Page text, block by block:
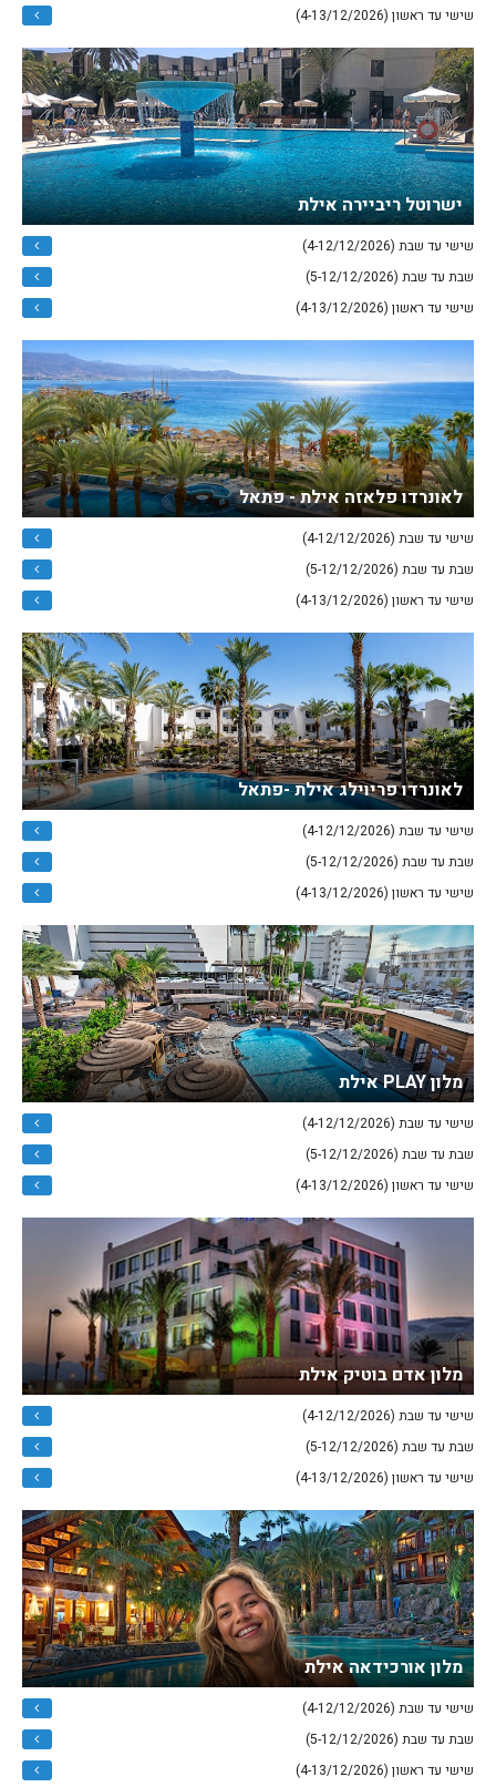
שישי עד ראשון (4-13/12/2026)
ישרוטל ריביירה אילת
שישי עד שבת (4-12/12/2026)
שבת עד שבת (5-12/12/2026)
שישי עד ראשון (4-13/12/2026)
לאונרדו פלאזה אילת - פתאל
שישי עד שבת (4-12/12/2026)
שבת עד שבת (5-12/12/2026)
שישי עד ראשון (4-13/12/2026)
לאונרדו פריוילג אילת -פתאל
שישי עד שבת (4-12/12/2026)
שבת עד שבת (5-12/12/2026)
שישי עד ראשון (4-13/12/2026)
מלון PLAY אילת
שישי עד שבת (4-12/12/2026)
שבת עד שבת (5-12/12/2026)
שישי עד ראשון (4-13/12/2026)
מלון אדם בוטיק אילת
שישי עד שבת (4-12/12/2026)
שבת עד שבת (5-12/12/2026)
שישי עד ראשון (4-13/12/2026)
מלון אורכידאה אילת
שישי עד שבת (4-12/12/2026)
שבת עד שבת (5-12/12/2026)
שישי עד ראשון (4-13/12/2026)